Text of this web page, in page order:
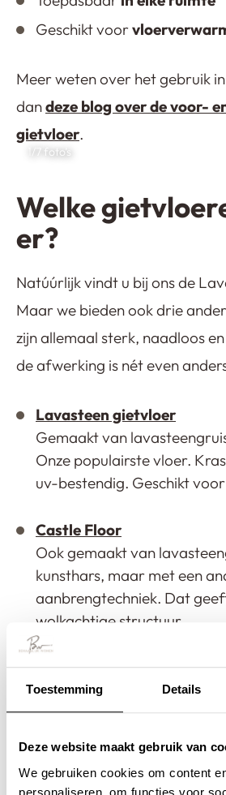
Toestemming Details
Deze website maakt gebruik van
We gebruiken cookies om content
personaliseren, om functies voor
Geschikt voor
Meer weten over het gebruik
dandeze blog over de voor-
gietvloer.
/7 foto’s
Welke
er?
Natúúrlijk vindt u bij ons de
Maar we bieden ook drie
zijn allemaal sterk, naadloos
de afwerking is nét even
Lavasteen gietvloer
Gemaakt van
Onze populairste vloer.
uv-bestendig. Geschikt
Castle Floor
Ook gemaakt van
kunsthars, maar met een
aanbrengtechniek. Dat
wolkachtige structuur.
Kwartsiet gietvloer
Gemaakt van kwartsietgruis
Ook deze vloer is oersterk,